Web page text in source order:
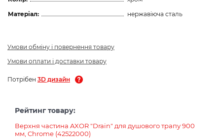
Матеріал:
нержавіюча сталь
Умови обміну і повернення товару
Умови оплати і доставки товару
Потрібен 3D дизайн
Рейтинг товару:
Верхня частина AXOR "Drain" для душового трапу 900
мм, Chrome (42522000)